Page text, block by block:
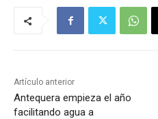
Artículo anterior
Antequera empieza el año
facilitando agua a